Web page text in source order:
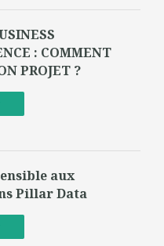
: COMMENT
PROJET ?
aux
Pillar Data